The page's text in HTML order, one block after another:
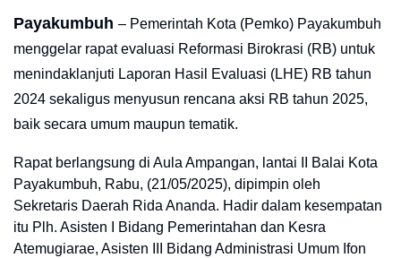
Payakumbuh – Pemerintah Kota (Pemko) Payakumbuh
menggelar rapat evaluasi Reformasi Birokrasi (RB) untuk
menindaklanjuti Laporan Hasil Evaluasi (LHE) RB tahun
2024 sekaligus menyusun rencana aksi RB tahun 2025,
baik secara umum maupun tematik.
Rapat berlangsung di Aula Ampangan, lantai II Balai Kota
Payakumbuh, Rabu, (21/05/2025), dipimpin oleh
Sekretaris Daerah Rida Ananda. Hadir dalam kesempatan
itu Plh. Asisten I Bidang Pemerintahan dan Kesra
Atemugiarae, Asisten III Bidang Administrasi Umum Ifon